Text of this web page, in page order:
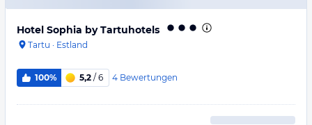
Hotel Sophia by Tartuhotels
Tartu · Estland
100% 5,2 / 6 4 Bewertungen